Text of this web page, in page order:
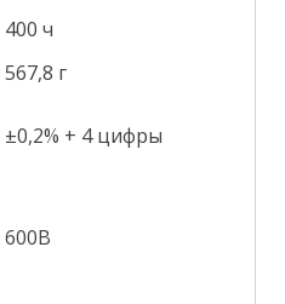
400 ч
567,8 г
±0,2% + 4 цифры
600В